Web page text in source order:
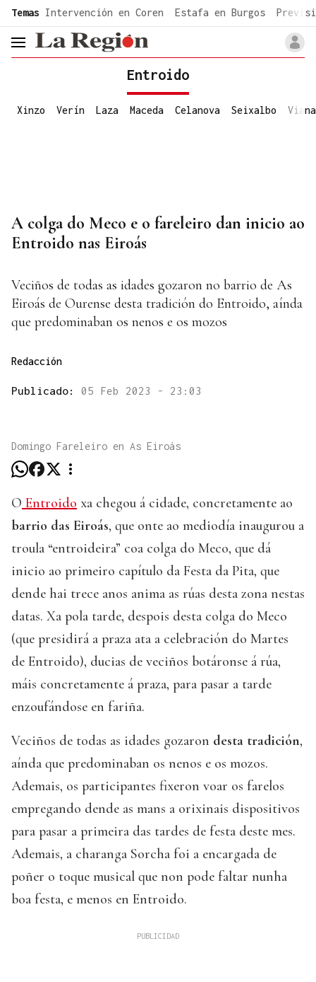
common.go-to-content
Temas Intervención en Coren Estafa en Burgos
header.menu.open
Entroido
Xinzo Verín Laza Maceda Celanova Seixalbo Viana
A colga do Meco e o fareleiro dan inicio ao
Entroido nas Eiroás
Veciños de todas as idades gozaron no barrio de As
Eiroás de Ourense desta tradición do Entroido, aínda
que predominaban os nenos e os mozos
Redacción
Publicado: 05 Feb 2023 - 23:03
Domingo Fareleiro en As Eiroás
O Entroido xa chegou á cidade, concretamente ao
barrio das Eiroás, que onte ao mediodía inaugurou a
troula “entroideira” coa colga do Meco, que dá
inicio ao primeiro capítulo da Festa da Pita, que
dende hai trece anos anima as rúas desta zona nestas
datas. Xa pola tarde, despois desta colga do Meco
(que presidirá a praza ata a celebración do Martes
de Entroido), ducias de veciños botáronse á rúa,
máis concretamente á praza, para pasar a tarde
enzoufándose en fariña.
Veciños de todas as idades gozaron desta tradición,
aínda que predominaban os nenos e os mozos.
Ademais, os participantes fixeron voar os farelos
empregando dende as mans a orixinais dispositivos
para pasar a primeira das tardes de festa deste mes.
Ademais, a charanga Sorcha foi a encargada de
poñer o toque musical que non pode faltar nunha
boa festa, e menos en Entroido.